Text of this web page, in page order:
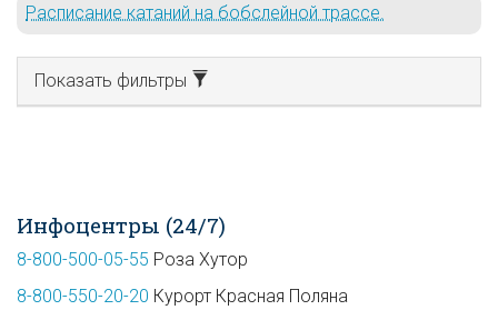
Расписание катаний на бобслейной трассе.
Показать фильтры
Инфоцентры (24/7)
8-800-500-05-55 Роза Хутор
8-800-550-20-20 Курорт Красная Поляна